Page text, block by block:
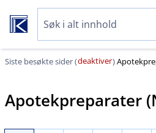
Siste besøkte sider (deaktiver)
Apotekpreparater